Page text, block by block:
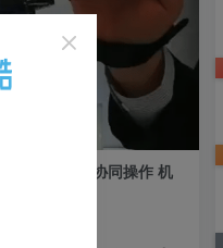
验展项 人机协同操作 机